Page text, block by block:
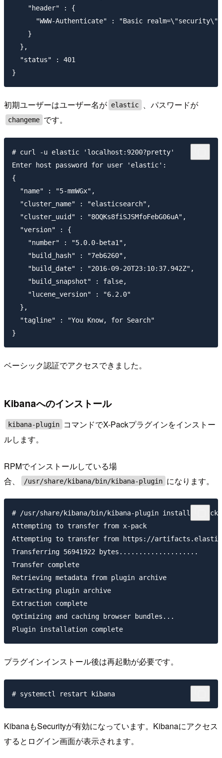
    "header" : {
"WWW-Authenticate" : "Basic realm=\"security\"
    }
  },
  "status" : 401
初期ユーザーはユーザー名が elastic 、パスワードが
changeme です。
# curl -u elastic 'localhost:9200?pretty'
Enter host password for user 'elastic':
{
  "name" : "5-mmWGx",
  "cluster_name" : "elasticsearch",
  "cluster_uuid" : "8OQKs8fiSJSMfoFebG06uA",
  "version" : {
    "number" : "5.0.0-beta1",
    "build_hash" : "7eb6260",
    "build_date" : "2016-09-20T23:10:37.942Z",
    "build_snapshot" : false,
    "lucene_version" : "6.2.0"
  },
  "tagline" : "You Know, for Search"
ベーシック認証でアクセスできました。
Kibanaへのインストール
kibana-plugin
コマンドでX-Packプラグインをインストー
ルします。
RPMでインストールしている場
合、
/usr/share/kibana/bin/kibana-plugin になります。
# /usr/share/kibana/bin/kibana-plugin install x-pack
Attempting to transfer from x-pack
Attempting to transfer from https://
Transferring 56941922 bytes....................
Transfer complete
Retrieving metadata from plugin archive
Extracting plugin archive
Extraction complete
Optimizing and caching browser bundles...
プラグインインストール後は再起動が必要です。
KibanaもSecurityが有効になっています。Kibanaにアクセス
するとログイン画面が表示されます。